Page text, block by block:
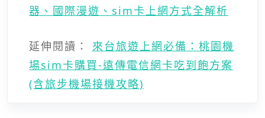
器、國際漫遊、sim卡上網方式全解析
延伸閱讀： 來台旅遊上網必備：桃園機
場sim卡購買-遠傳電信網卡吃到飽方案
(含旅步機場接機攻略)